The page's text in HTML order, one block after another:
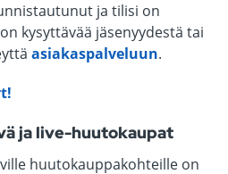
ja tilisi on
kysyttävää jäsenyydestä tai
asiakaspalveluun.
ja live-huutokaupat
huutokauppakohteille on